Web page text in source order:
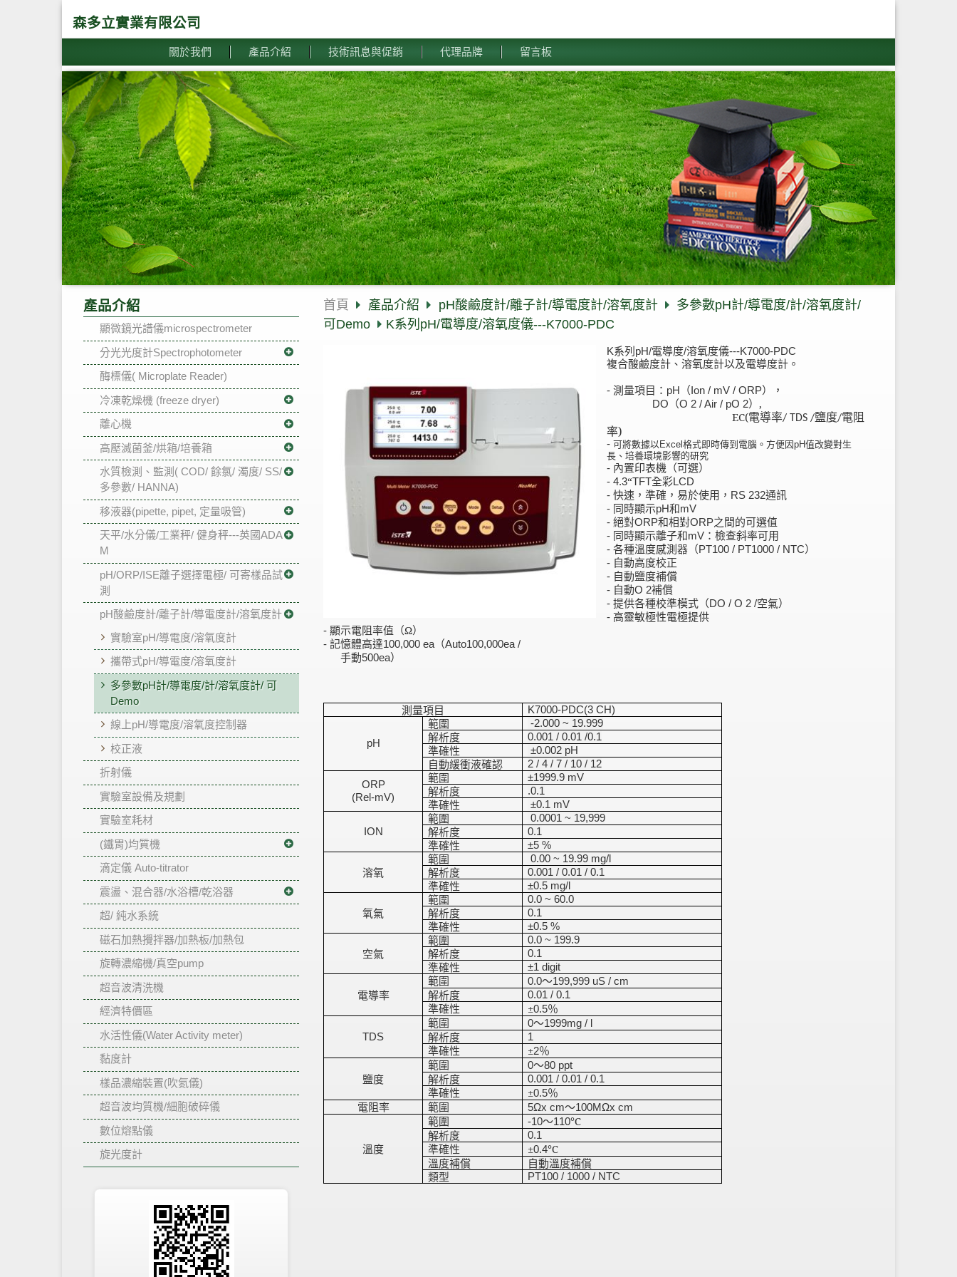
森多立實業有限公司
關於我們 產品介紹 技術訊息與促銷 代理品牌 留言板
產品介紹
顯微鏡光譜儀microspectrometer
分光光度計Spectrophotometer
酶標儀( Microplate Reader)
冷凍乾燥機 (freeze dryer)
離心機
高壓滅菌釜/烘箱/培養箱
水質檢測、監測( COD/ 餘氯/ 濁度/ SS/
多參數/ HANNA)
移液器(pipette, pipet, 定量吸管)
天平/水分儀/工業秤/ 健身秤---英國ADA
M
pH/ORP/ISE離子選擇電極/ 可寄樣品試
測
pH酸鹼度計/離子計/導電度計/溶氧度計
實驗室pH/導電度/溶氧度計
攜帶式pH/導電度/溶氧度計
多參數pH計/導電度/計/溶氧度計/ 可
Demo
線上pH/導電度/溶氧度控制器
校正液
折射儀
實驗室設備及規劃
實驗室耗材
(鐵胃)均質機
滴定儀 Auto-titrator
震盪、混合器/水浴槽/乾浴器
超/ 純水系統
磁石加熱攪拌器/加熱板/加熱包
旋轉濃縮機/真空pump
超音波清洗機
經濟特價區
水活性儀(Water Activity meter)
黏度計
樣品濃縮裝置(吹氮儀)
超音波均質機/細胞破碎儀
數位熔點儀
旋光度計
首頁 產品介紹 pH酸鹼度計/離子計/導電度計/溶氧度計
多參數pH計/導電度/計/溶氧度計/
可Demo
K系列pH/電導度/溶氧度儀---K7000-PDC
K系列pH/電導度/溶氧度儀---K7000-PDC
複合酸鹼度計、溶氧度計以及電導度計。
- 測量項目： pH （Ion / mV / ORP），
DO （O 2 / Air / pO 2）,
EC(電導率/ TDS /鹽度/電阻
率)
- 可將數據以Excel格式即時傳到電腦。方便因pH值改變對生
長、培養環境影響的研究
- 內置印表機（可選）
- 4.3“TFT全彩LCD
- 快速，準確，易於使用， RS 232通訊
- 同時顯示pH和mV
- 絕對ORP和相對ORP之間的可選值
- 同時顯示離子和mV：檢查斜率可用
- 各種溫度感測器（PT100 / PT1000 / NTC）
- 自動高度校正
- 自動鹽度補償
- 自動O 2補償
- 提供各種校準模式（DO / O 2 /空氣）
- 高靈敏極性電極提供
- 顯示電阻率值（Ω）
- 記憶體高達100,000 ea（Auto100,000ea /
手動500ea）
測量項目 K7000-PDC(3 CH)
pH
範圍 -2.000 ~ 19.999
解析度 0.001 / 0.01 /0.1
準確性 ±0.002 pH
自動緩衝液確認
2 / 4 / 7 / 10 / 12
ORP
(Rel-mV)
範圍 ±1999.9 mV
解析度 .0.1
準確性 ±0.1 mV
ION
範圍 0.0001 ~ 19,999
解析度 0.1
準確性 ±5 %
溶氧
範圍 0.00 ~ 19.99 mg/l
解析度 0.001 / 0.01 / 0.1
準確性 ±0.5 mg/l
氧氣
範圍 0.0 ~ 60.0
解析度 0.1
準確性 ±0.5 %
空氣
範圍 0.0 ~ 199.9
解析度 0.1
準確性 ±1 digit
電導率
範圍 0.0〜199,999 uS / cm
解析度 0.01 / 0.1
準確性 ±0.5％
TDS
範圍 0〜1999mg / l
解析度 1
準確性 ±2％
鹽度
範圍 0〜80 ppt
解析度 0.001 / 0.01 / 0.1
準確性 ±0.5％
電阻率
範圍 5Ωx cm〜100MΩx cm
溫度
範圍 -10〜110℃
解析度
0.1
準確性 ±0.4℃
溫度補償
自動溫度補償
類型
PT100 / 1000 / NTC